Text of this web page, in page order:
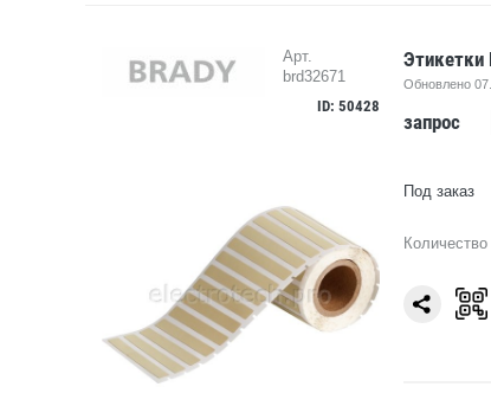
Арт.
brd32671
ID: 50428
Обновлено
запрос
Под заказ
Количество